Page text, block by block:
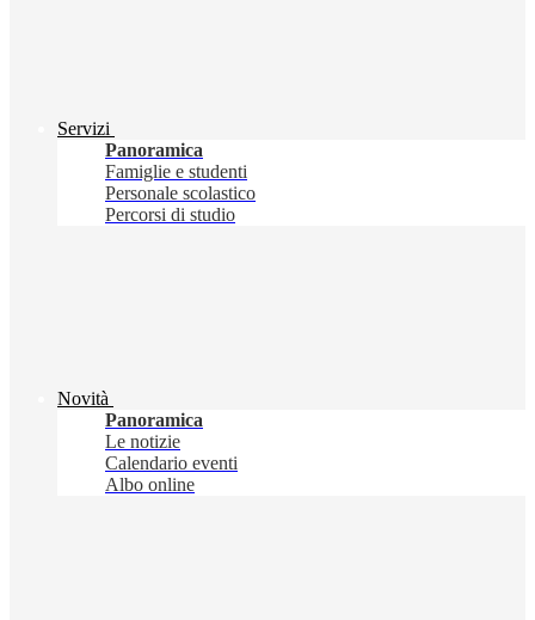
Servizi
Panoramica
Famiglie e studenti
Personale scolastico
Percorsi di studio
Novità
Panoramica
Le notizie
Calendario eventi
Albo online